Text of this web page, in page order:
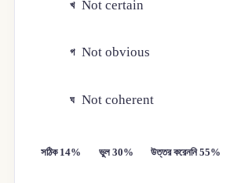
খ Not certain
গ Not obvious
ঘ Not coherent
সঠিক 14% ভুল 30% উত্তর করেননি 55%